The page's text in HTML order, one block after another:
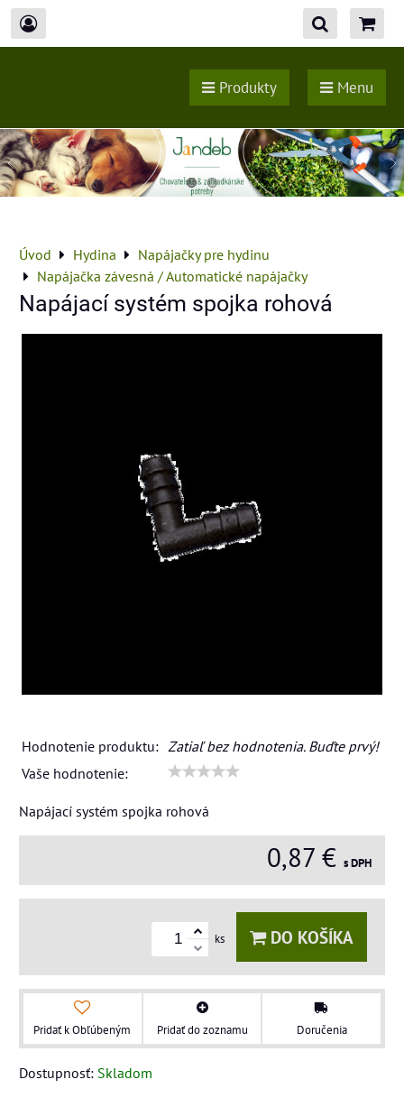
Produkty Menu
Úvod Hydina
Napájačky pre hydinu
Napájačka závesná / Automatické napájačky
Napájací systém spojka rohová
Hodnotenie produktu: Zatiaľ bez hodnotenia. Buďte prvý!
Vaše hodnotenie:
Napájací systém spojka rohová
0,87 € s DPH
ks DO KOŠÍKA
Pridať k Obľúbeným Pridať do zoznamu Doručenia
Dostupnosť: Skladom